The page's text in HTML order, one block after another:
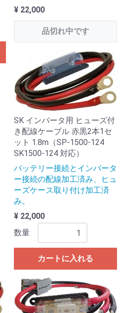
¥ 22,000
品切れ中です
SK インバータ用 ヒューズ付
き配線ケーブル 赤黒2本1セ
ット 1.8m（SP-1500-124
SK1500-124 対応）
バッテリー接続とインバータ
ー接続の配線加工済み、ヒュ
ーズケース取り付け加工済
み。
¥ 22,000
数量
カートに入れる